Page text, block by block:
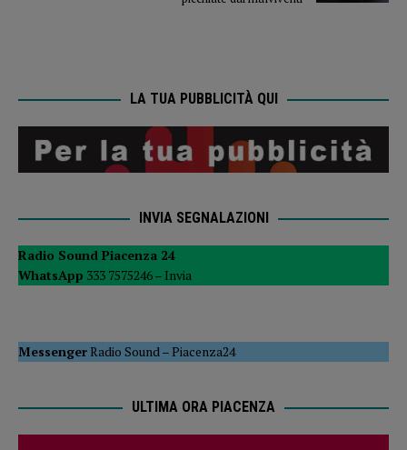
LA TUA PUBBLICITÀ QUI
INVIA SEGNALAZIONI
Radio Sound Piacenza 24
WhatsApp 333 7575246 – Invia
MessengerRadio Sound–Piacenza24
ULTIMA ORA PIACENZA